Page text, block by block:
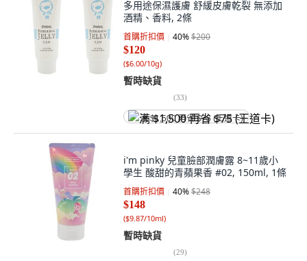
多用途保濕護膚 舒緩皮膚乾裂 無添加
酒精、香料, 2條
首購折扣價 40%$200
$120
($6.00/10g)
暫時缺貨
(33)
满 $1,500 再省 $75 (王道卡)
i'm pinky 兒童臉部潤膚露 8~11歲小
學生 酸甜的青蘋果香 #02, 150ml, 1條
首購折扣價 40%$248
$148
($9.87/10ml)
暫時缺貨
(29)